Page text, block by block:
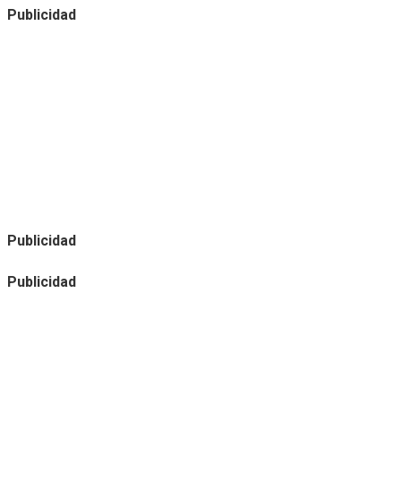
Publicidad
Publicidad
Publicidad